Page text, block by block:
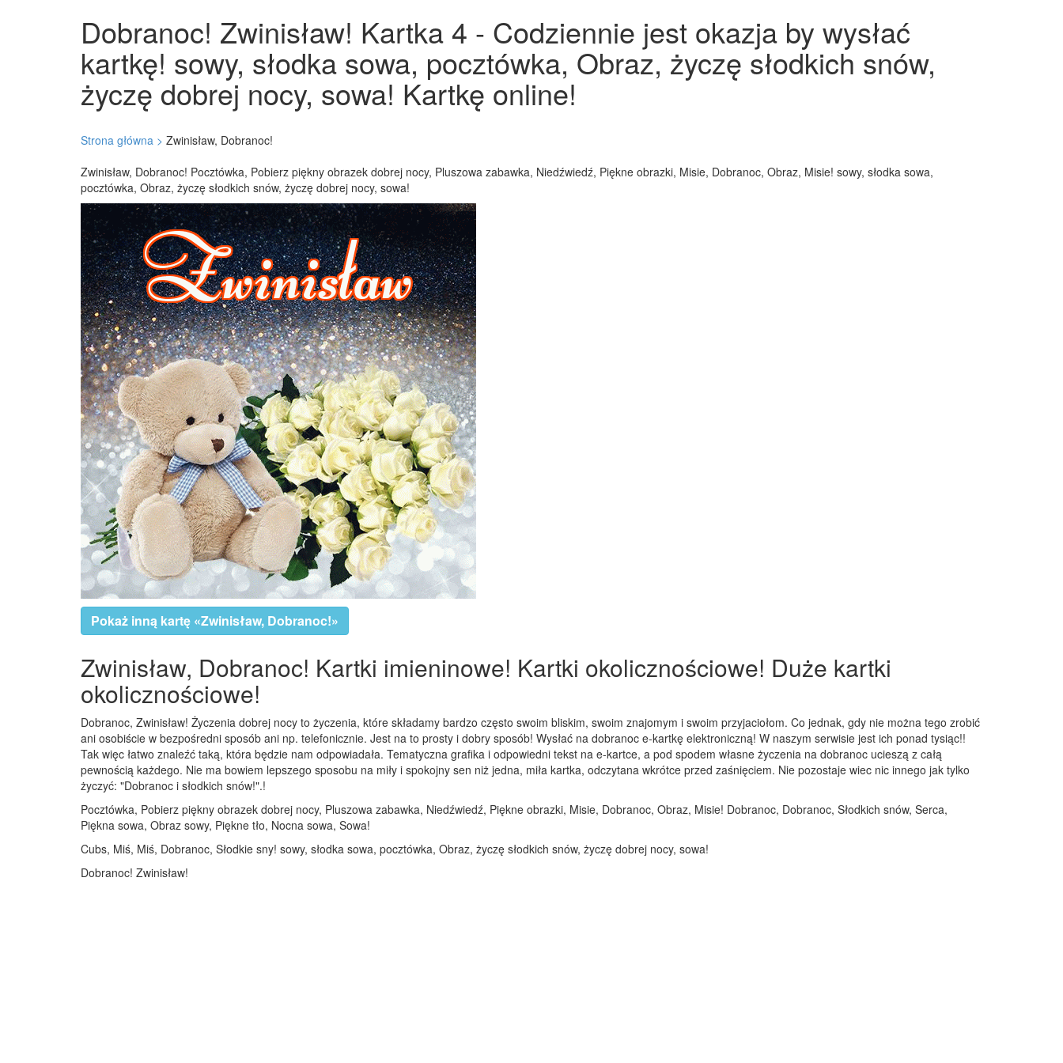
Dobranoc! Zwinisław! Kartka 4 - Codziennie jest okazja by wysłać
kartkę! sowy, słodka sowa, pocztówka, Obraz, życzę słodkich snów,
życzę dobrej nocy, sowa! Kartkę online!
Strona główna > Zwinisław, Dobranoc!
Zwinisław, Dobranoc! Pocztówka, Pobierz piękny obrazek dobrej nocy, Pluszowa zabawka, Niedźwiedź, Piękne obrazki, Misie, Dobranoc, Obraz, Misie! sowy, słodka sowa,
pocztówka, Obraz, życzę słodkich snów, życzę dobrej nocy, sowa!
Pokaż inną kartę «Zwinisław, Dobranoc!»
Zwinisław, Dobranoc! Kartki imieninowe! Kartki okolicznościowe! Duże kartki
okolicznościowe!
Dobranoc, Zwinisław! Życzenia dobrej nocy to życzenia, które składamy bardzo często swoim bliskim, swoim znajomym i swoim przyjaciołom. Co jednak, gdy nie można tego zrobić
ani osobiście w bezpośredni sposób ani np. telefonicznie. Jest na to prosty i dobry sposób! Wysłać na dobranoc e-kartkę elektroniczną! W naszym serwisie jest ich ponad tysiąc!!
Tak więc łatwo znaleźć taką, która będzie nam odpowiadała. Tematyczna grafika i odpowiedni tekst na e-kartce, a pod spodem własne życzenia na dobranoc ucieszą z całą
pewnością każdego. Nie ma bowiem lepszego sposobu na miły i spokojny sen niż jedna, miła kartka, odczytana wkrótce przed zaśnięciem. Nie pozostaje wiec nic innego jak tylko
życzyć: "Dobranoc i słodkich snów!".!
Pocztówka, Pobierz piękny obrazek dobrej nocy, Pluszowa zabawka, Niedźwiedź, Piękne obrazki, Misie, Dobranoc, Obraz, Misie! Dobranoc, Dobranoc, Słodkich snów, Serca,
Piękna sowa, Obraz sowy, Piękne tło, Nocna sowa, Sowa!
Cubs, Miś, Miś, Dobranoc, Słodkie sny! sowy, słodka sowa, pocztówka, Obraz, życzę słodkich snów, życzę dobrej nocy, sowa!
Dobranoc! Zwinisław!